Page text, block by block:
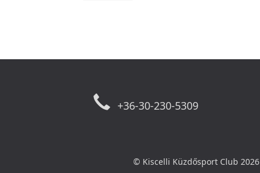
+36-30-230-5309
© Kiscelli Küzdősport Club 2026